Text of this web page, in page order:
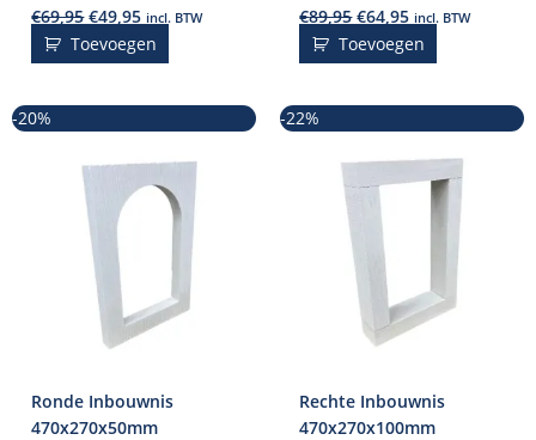
€69,95 €49,95 incl. BTW
Toevoegen
€89,95 €64,95 incl. BTW
Toevoegen
-20%
Ronde Inbouwnis
470x270x50mm
was:
€49,95.
is:
€39,95.
-22%
Rechte Inbouwnis
470x270x100mm
was:
€44,95.
€34,95.